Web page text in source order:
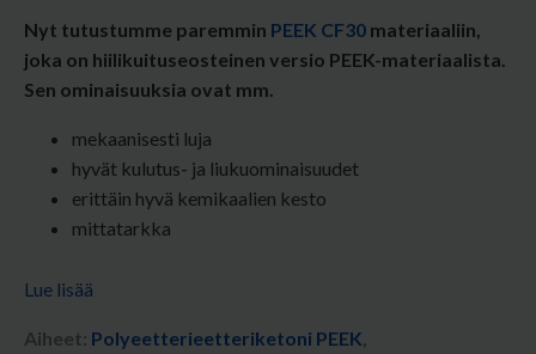
Nyt tutustumme paremmin PEEK CF30 materiaaliin,
joka on hiilikuituseosteinen versio PEEK-materiaalista.
Sen ominaisuuksia ovat mm.
mekaanisesti luja
hyvät kulutus- ja liukuominaisuudet
erittäin hyvä kemikaalien kesto
mittatarkka
Lue lisää
Aiheet: Polyeetterieetteriketoni PEEK,